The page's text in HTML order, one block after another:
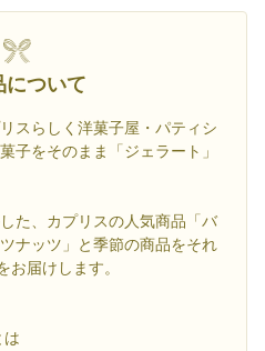
について
スらしく洋菓子屋・パティシ
子をそのまま「ジェラート」
た、カプリスの人気商品「バ
ナッツ」と季節の商品をそれ
お届けします。
は